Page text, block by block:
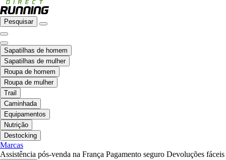
Pesquisar
Sapatilhas de homem
Sapatilhas de mulher
Roupa de homem
Roupa de mulher
Trail
Caminhada
Equipamentos
Nutrição
Destocking
Marcas
Assistência pós-venda na França Pagamento seguro Devoluções fáceis